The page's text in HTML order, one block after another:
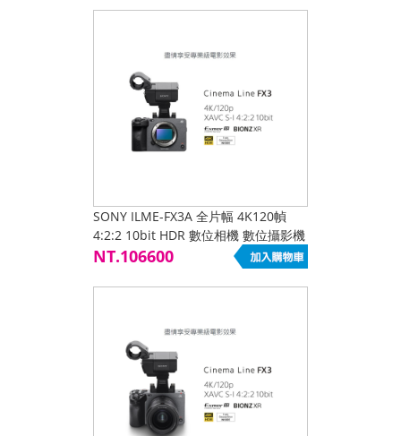
SONY ILME-FX3A 全片幅 4K120幀
4:2:2 10bit HDR 數位相機 數位攝影機
鏡頭可換式 低光源 高動態 錄影 攝影
NT.106600